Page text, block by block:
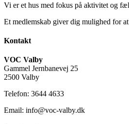
Vi er et hus med fokus på aktivitet og
Et medlemskab giver dig mulighed for
Kontakt
VOC Valby
Gammel Jernbanevej 25
2500 Valby
Telefon: 3644 4633
Email: info@voc-valby.dk